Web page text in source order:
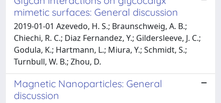
mimetic surfaces: General discussion
2019-01-01 Azevedo, H. S.; Braunschweig, A. B.;
Chiechi, R. C.; Diaz Fernandez, Y.; Gildersleeve, J. C.;
Godula, K.; Hartmann, L.; Miura, Y.; Schmidt, S.;
Turnbull, W. B.; Zhou, D.
Magnetic Nanoparticles: General
discussion